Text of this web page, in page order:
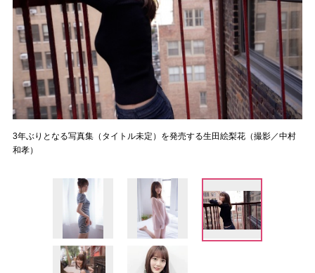
3年ぶりとなる写真集（タイトル未定）を発売する生田絵梨花（撮影／中村
和孝）